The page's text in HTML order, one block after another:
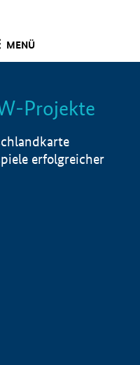
MENÜ
Info
Projekte
erfolgreicher